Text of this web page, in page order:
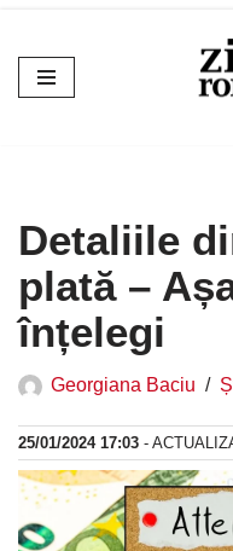
Sari
la
Detaliile
plată –
înțelegi
Georgiana Baciu
25/01/2024 17:03 -